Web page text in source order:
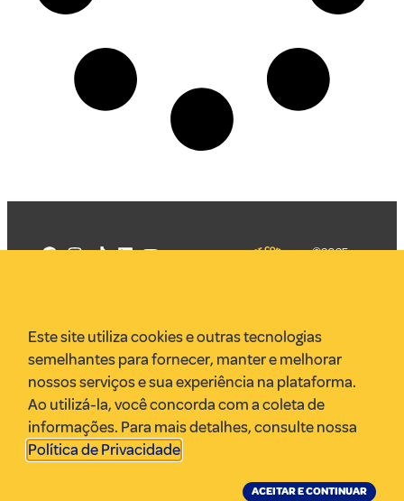
VR Assessoria
Parcerias
Envie uma pauta
Anuncie
©2025
Este site utiliza cookies e outras tecnologias
semelhantes para fornecer, manter e melhorar
nossos serviços e sua experiência na plataforma.
Ao utilizá-la, você concorda com a coleta de
informações. Para mais detalhes, consulte nossa
Política de Privacidade.
ACEITAR E CONTINUAR